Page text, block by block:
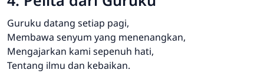
Guruku datang setiap pagi,
Membawa senyum yang menenangkan,
Mengajarkan kami sepenuh hati,
Tentang ilmu dan kebaikan.